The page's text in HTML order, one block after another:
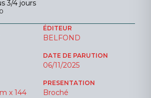
3/4 jours
ÉDITEUR
BELFOND
DATE DE PARUTION
06/11/2025
x 144
PRESENTATION
Broché